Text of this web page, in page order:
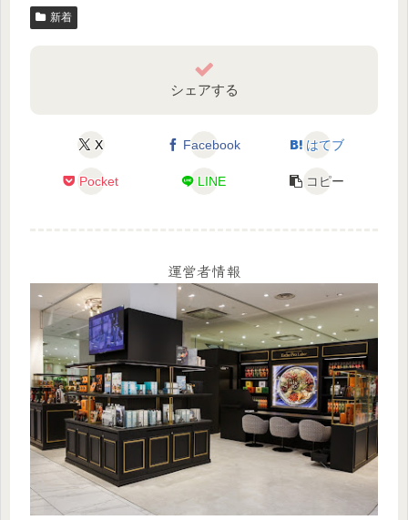
新着
シェアする
X Facebook はてブ
Pocket LINE コピー
運営者情報